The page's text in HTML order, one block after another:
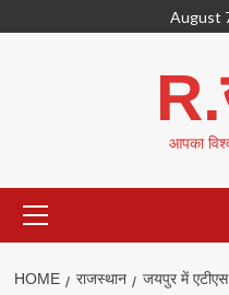
to
August
आपका
Menu
HOME राजस्थान
जयपुर में एटीएस